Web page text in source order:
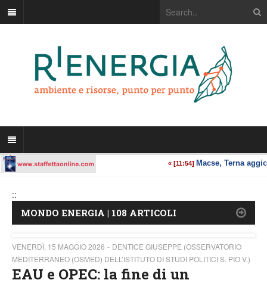
::
MONDO ENERGIA | 108 ARTICOLI
VENERDÌ, 15 MAGGIO 2026
DENTICE GIUSEPPE (OSSERVATORIO
MEDITERRANEO (OSMED) DELL’ISTITUTO DI STUDI POLITICI S. PIO V.)
EAU e OPEC: la fine di un